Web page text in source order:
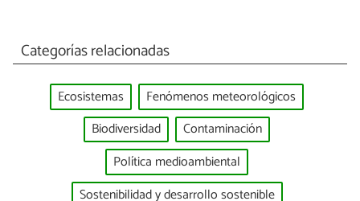
Categorías relacionadas
Ecosistemas
Fenómenos meteorológicos
Biodiversidad
Contaminación
Política medioambiental
Sostenibilidad y desarrollo sostenible